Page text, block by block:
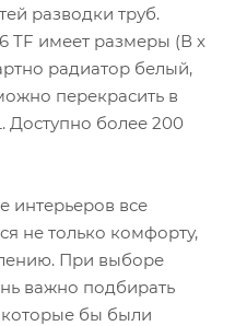
разводки труб.
TF имеет размеры (В x
радиатор белый,
перекрасить в
Доступно более 200
интерьеров все
не только комфорту,
При выборе
важно подбирать
которые бы были